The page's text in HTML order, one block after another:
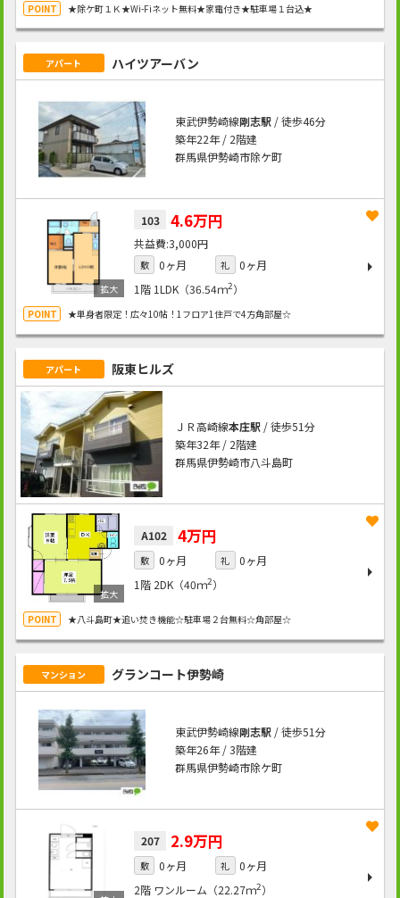
★除ケ町１Ｋ★Wi-Fiネット無料★家電付き★駐車場１台込★
アパート ハイツアーバン
東武伊勢崎線剛志駅/ 徒歩46分
築年22年 / 2階建
群馬県伊勢崎市除ケ町
103 4.6万円
3,000円
敷 0ヶ月 礼
0ヶ月
1階 1LDK（36.54ｍ2）
★単身者限定！広々10帖！1フロア1住戸で4方角部屋☆
アパート 阪東ヒルズ
ＪＲ高崎線本庄駅/ 徒歩51分
築年32年 / 2階建
群馬県伊勢崎市八斗島町
A102 4万円
敷 0ヶ月 礼
0ヶ月
1階 2DK（40ｍ2）
★八斗島町★追い焚き機能☆駐車場２台無料☆角部屋☆
マンション グランコート伊勢崎
東武伊勢崎線剛志駅/ 徒歩51分
築年26年 / 3階建
群馬県伊勢崎市除ケ町
207 2.9万円
敷 0ヶ月 礼
0ヶ月
2階 ワンルーム（22.27ｍ2）